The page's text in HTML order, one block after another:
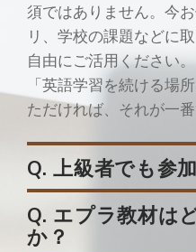
須ではありません。今
リ、学校の課題などに
自由にご活用ください。
「英語学習を続ける場
ただければ、それが一
Q. 上級者でも参
Q. エプラ教材は
か？